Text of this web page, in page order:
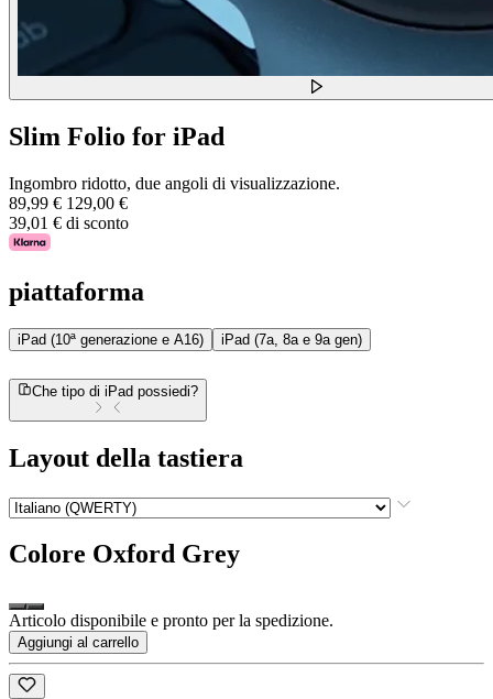
Slim Folio for iPad
Ingombro ridotto, due angoli di visualizzazione.
89,99 € 129,00 €
39,01 € di sconto
piattaforma
iPad (10ª generazione e A16) iPad (7a, 8a e 9a gen)
Che tipo di iPad possiedi?
Layout della tastiera
Colore Oxford Grey
Articolo disponibile e pronto per la spedizione.
Aggiungi al carrello